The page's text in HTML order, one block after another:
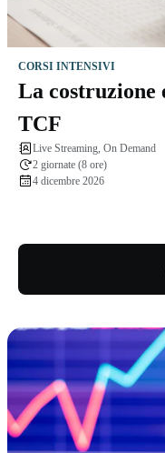
CORSI INTENSIVI
La costruzione
TCF
Live Streaming, On Demand
2 giornate (8 ore)
4 dicembre 2026